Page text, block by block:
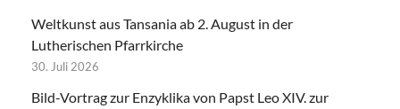
Weltkunst aus Tansania ab 2. August in der
Lutherischen Pfarrkirche
30. Juli 2026
Bild-Vortrag zur Enzyklika von Papst Leo XIV. zur